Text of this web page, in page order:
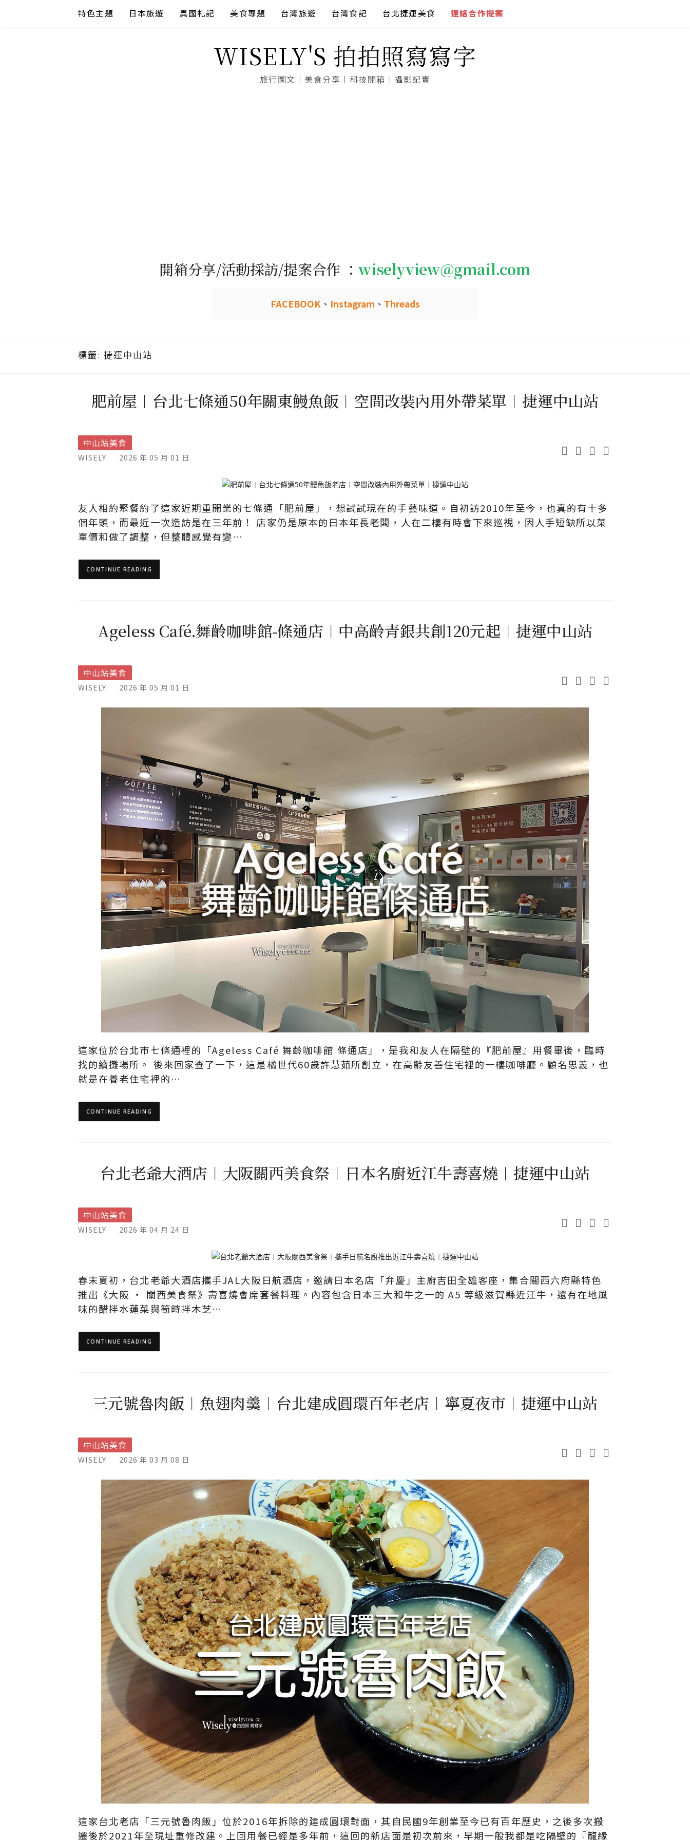
特色主題 日本旅遊 異國札記 美食專題 台灣旅遊 台灣食記 台北捷運美食 連絡合作提案
WISELY'S 拍拍照寫寫字
旅行圖文︱美食分享︱科技開箱︱攝影記實
開箱分享/活動採訪/提案合作 ： wiselyview@gmail.com
FACEBOOK、 Instagram 、 Threads
標籤: 捷運中山站
肥前屋︱台北七條通50年關東鰻魚飯︱空間改裝內用外帶菜單︱捷運中山站
中山站美食
WISELY 2026 年 05 月 01 日
友人相約聚餐約了這家近期重開業的七條通「肥前屋」，想試試現在的手藝味道。自初訪2010年至今，也真的有十多
個年頭，而最近一次造訪是在三年前！ 店家仍是原本的日本年長老闆，人在二樓有時會下來巡視，因人手短缺所以菜
單價和做了調整，但整體感覺有變…
CONTINUE READING
Ageless Café.舞齡咖啡館-條通店︱中高齡青銀共創120元起︱捷運中山站
中山站美食
WISELY 2026 年 05 月 01 日
這家位於台北市七條通裡的「Ageless Café 舞齡咖啡館 條通店」，是我和友人在隔壁的『肥前屋』用餐畢後，臨時
找的續攤場所。 後來回家查了一下，這是橘世代60歲許慧茹所創立，在高齡友善住宅裡的一樓咖啡廳。顧名思義，也
就是在養老住宅裡的…
CONTINUE READING
台北老爺大酒店︱大阪關西美食祭︱日本名廚近江牛壽喜燒︱捷運中山站
中山站美食
WISELY 2026 年 04 月 24 日
春末夏初，台北老爺大酒店攜手JAL大阪日航酒店，邀請日本名店「弁慶」主廚吉田全雄客座，集合關西六府縣特色
推出《大阪 ‧ 關西美食祭》壽喜燒會席套餐料理。內容包含日本三大和牛之一的 A5 等級滋賀縣近江牛，還有在地風
味的醋拌水蓮菜與筍時拌木芝…
CONTINUE READING
三元號魯肉飯︱魚翅肉羹︱台北建成圓環百年老店︱寧夏夜市︱捷運中山站
中山站美食
WISELY 2026 年 03 月 08 日
這家台北老店「三元號魯肉飯」位於2016年拆除的建成圓環對面，其自民國9年創業至今已有百年歷史，之後多次搬
遷後於2021年至現址重修改建。上回用餐已經是多年前，這回的新店面是初次前來，早期一般我都是吃隔壁的『龍緣